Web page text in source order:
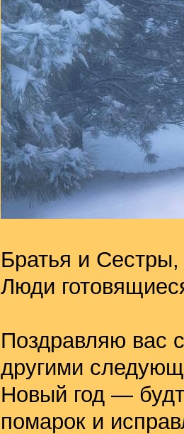
Братья и
Люди
Поздравляю вас
другими
Новый год —
помарок и